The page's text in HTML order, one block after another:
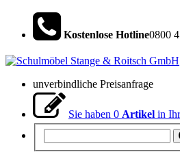
Kostenlose Hotline0800
unverbindliche Preisanfrage
Sie haben 0 Artikel in